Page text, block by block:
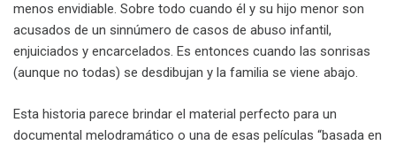
menos envidiable. Sobre todo cuando él y su hijo menor son
acusados de un sinnúmero de casos de abuso infantil,
enjuiciados y encarcelados. Es entonces cuando las sonrisas
(aunque no todas) se desdibujan y la familia se viene abajo.
Esta historia parece brindar el material perfecto para un
documental melodramático o una de esas películas “basada en